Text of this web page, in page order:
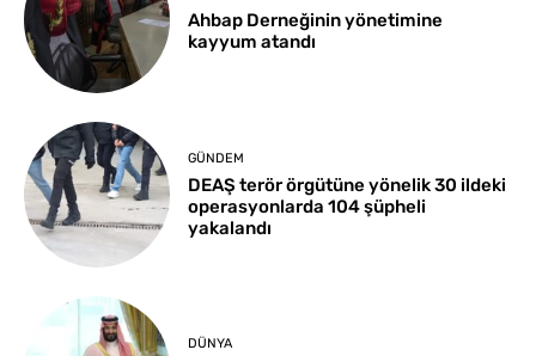
Ahbap Derneğinin yönetimine
kayyum atandı
GÜNDEM
DEAŞ terör örgütüne yönelik 30 ildeki
operasyonlarda 104 şüpheli
yakalandı
DÜNYA